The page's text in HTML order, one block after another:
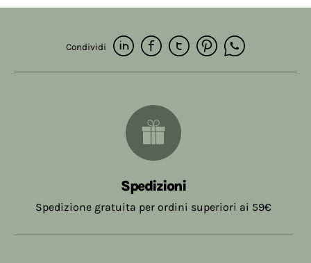
Condividi
Spedizioni
Spedizione gratuita per ordini superiori ai 59€